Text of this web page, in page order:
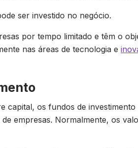
ser investido no negócio.
por tempo limitado e têm o
nas áreas de tecnologia e
capital, os fundos de
empresas. Normalmente, os